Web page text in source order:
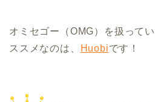
オミセゴー（OMG）を扱って
ススメなのは、
Huobiです！